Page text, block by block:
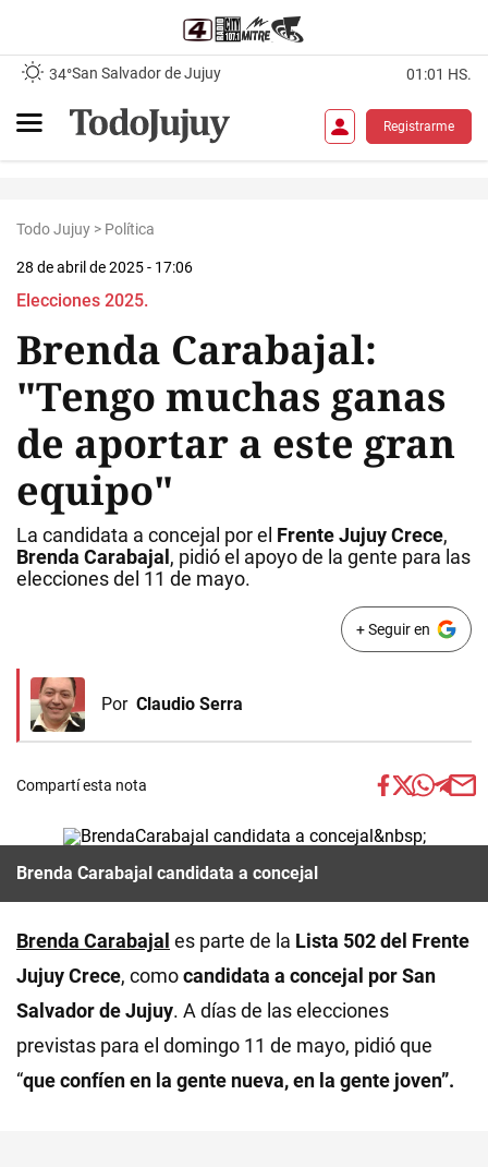
34°San Salvador de Jujuy 01:01 HS.
Registrarme
Todo Jujuy > Política
28 de abril de 2025 - 17:06
Elecciones 2025.
Brenda Carabajal:
"Tengo muchas ganas
de aportar a este gran
equipo"
La candidata a concejal por el Frente Jujuy Crece,
Brenda Carabajal , pidió el apoyo de la gente para las
elecciones del 11 de mayo.
+ Seguir en
Por Claudio Serra
Compartí esta nota
Brenda Carabajal candidata a concejal
Brenda Carabajal es parte de la Lista 502 del Frente
Jujuy Crece, comocandidata a concejal por San
Salvador de Jujuy. A días de las elecciones
previstas para el domingo 11 de mayo, pidió que
“que confíen en la gente nueva, en la gente joven”.